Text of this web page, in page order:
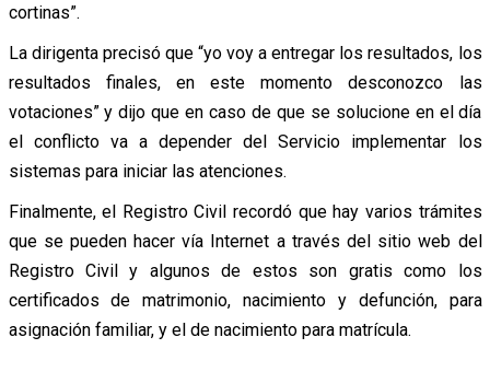
cortinas”.
La dirigenta precisó que “yo voy a entregar los resultados, los
resultados finales, en este momento desconozco las
votaciones” y dijo que en caso de que se solucione en el día
el conflicto va a depender del Servicio implementar los
sistemas para iniciar las atenciones.
Finalmente, el Registro Civil recordó que hay varios trámites
que se pueden hacer vía Internet a través del sitio web del
Registro Civil y algunos de estos son gratis como los
certificados de matrimonio, nacimiento y defunción, para
asignación familiar, y el de nacimiento para matrícula.